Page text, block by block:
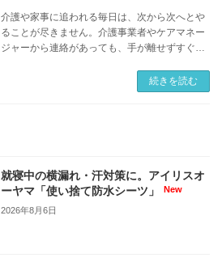
介護や家事に追われる毎日は、次から次へとや
ることが尽きません。介護事業者やケアマネー
ジャーから連絡があっても、手が離せずすぐに
のも、珍しいことではありません。常にスマー
続きを読む
就寝中の横漏れ・汗対策に。アイリスオ
ーヤマ「使い捨て防水シーツ」
2026年8月6日